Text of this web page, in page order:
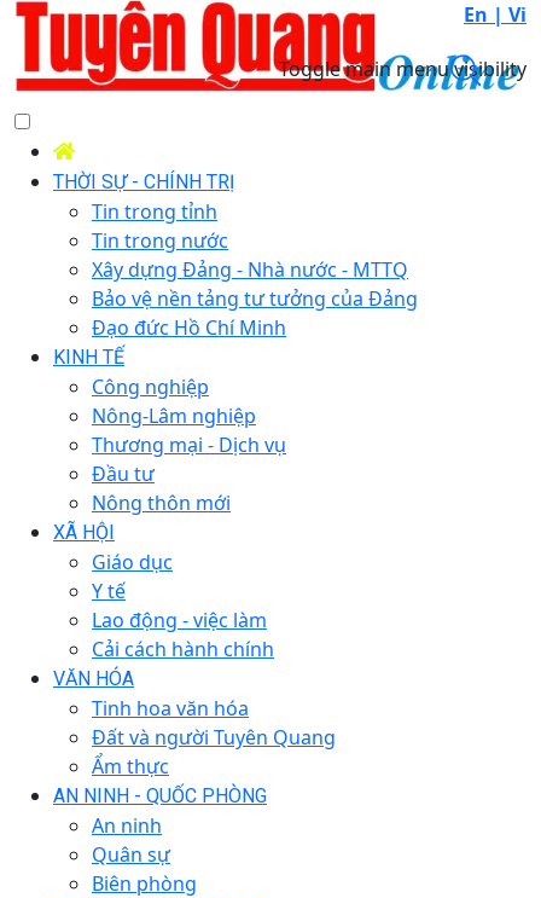
En | Vi
Toggle main menu visibility
THỜI SỰ - CHÍNH TRỊ
Tin trong tỉnh
Tin trong nước
Xây dựng Đảng - Nhà nước - MTTQ
Bảo vệ nền tảng tư tưởng của Đảng
Đạo đức Hồ Chí Minh
KINH TẾ
Công nghiệp
Nông-Lâm nghiệp
Thương mại - Dịch vụ
Đầu tư
Nông thôn mới
XÃ HỘI
Giáo dục
Y tế
Lao động - việc làm
Cải cách hành chính
VĂN HÓA
Tinh hoa văn hóa
Đất và người Tuyên Quang
Ẩm thực
AN NINH - QUỐC PHÒNG
An ninh
Quân sự
Biên phòng